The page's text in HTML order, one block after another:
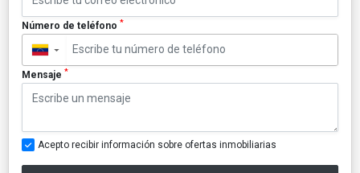
Número de teléfono *
▼
Mensaje *
Acepto recibir información sobre ofertas inmobiliarias